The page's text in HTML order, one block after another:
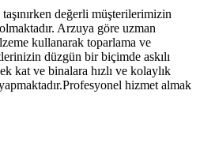
taşınırken değerli müşterilerimizin
Arzuya göre uzman
kullanarak toparlama ve
düzgün bir biçimde askılı
kat ve binalara hızlı ve kolaylık
hizmet almak